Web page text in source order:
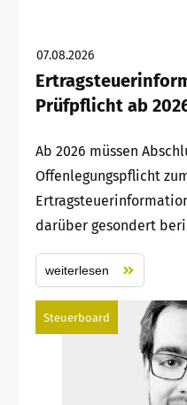
07.08.2026
Prüfpflicht ab
Ab 2026 müssen
Offenlegungspflicht
darüber gesondert
weiterlesen
Steuerboard